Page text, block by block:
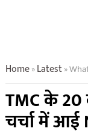
Home»Latest»What
TMC के 20
चर्चा में आई